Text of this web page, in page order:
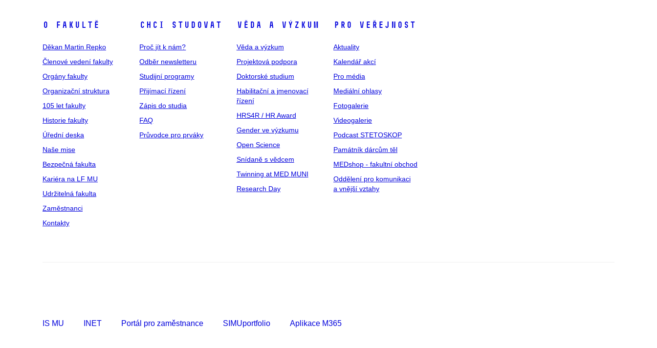
O fakultě
Děkan Martin Repko
Členové vedení fakulty
Orgány fakulty
Organizační struktura
105 let fakulty
Historie fakulty
Úřední deska
Naše mise
Bezpečná fakulta
Kariéra na LF MU
Udržitelná fakulta
Zaměstnanci
Kontakty
Chci studovat
Proč jít k nám?
Odběr newsletteru
Studijní programy
Přijímací řízení
Zápis do studia
FAQ
Průvodce pro prváky
Věda a výzkum
Věda a výzkum
Projektová podpora
Doktorské studium
Habilitační a jmenovací
řízení
HRS4R / HR Award
Gender ve výzkumu
Open Science
Snídaně s vědcem
Twinning at MED MUNI
Research Day
Pro veřejnost
Aktuality
Kalendář akcí
Pro média
Mediální ohlasy
Fotogalerie
Videogalerie
Podcast STETOSKOP
Památník dárcům těl
MEDshop - fakultní obchod
Oddělení pro komunikaci
a vnější vztahy
IS MU INET Portál pro zaměstnance SIMUportfolio Aplikace M365